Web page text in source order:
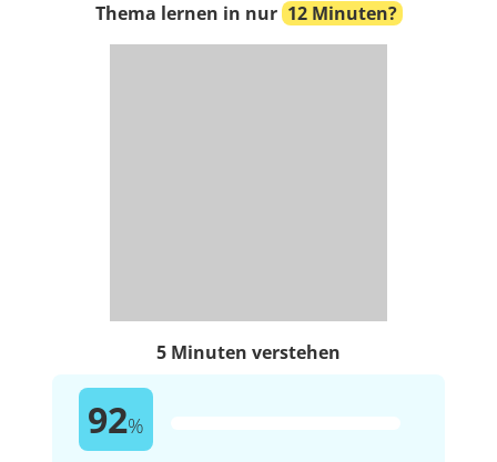
Thema lernen in nur 12 Minuten?
5 Minuten verstehen
92%